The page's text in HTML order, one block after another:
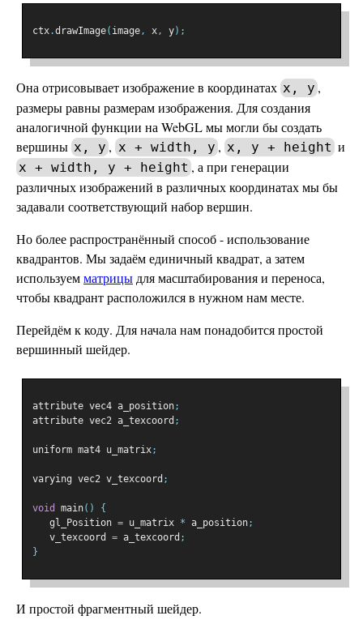
ctx.drawImage( image, x, y);
Она отрисовывает изображение в координатах x, y ,
размеры равны размерам изображения. Для создания
аналогичной функции на WebGL мы могли бы создать
вершины x, y ,x + width, y, x, y + height и
x + width, y + height , а при генерации
различных изображений в различных координатах мы бы
задавали соответствующий набор вершин.
Но более распространённый способ - использование
квадрантов. Мы задаём единичный квадрат, а затем
используемматрицы для масштабирования и переноса,
чтобы квадрант расположился в нужном нам месте.
Перейдём к коду. Для начала нам понадобится простой
вершинный шейдер.
attribute vec4 a_position;
attribute vec2 a_texcoord ;
uniform mat4 u_matrix;
varying vec2 v_texcoord ;
void main()
{
   gl_Position
= u_matrix * a_position;
   v_texcoord
= a_texcoord ;
}
И простой фрагментный шейдер.